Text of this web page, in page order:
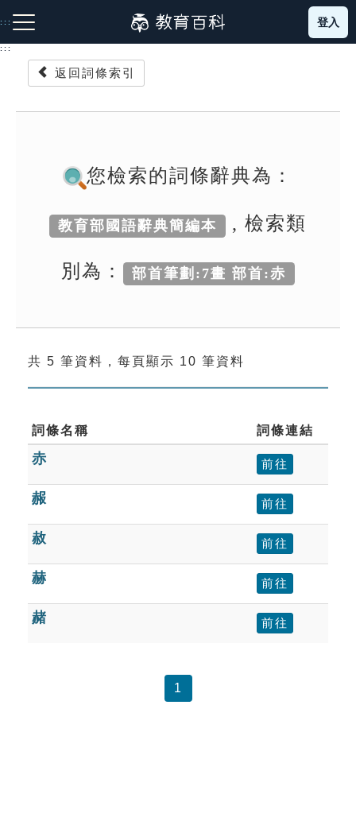
到
主
:::
生字詞彙表
成語故事
索引選單
單字索引
生命大百科索引
遊戲專區
教學應用
貓頭鷹博士
登入
:::
返回詞條索引
您檢索的詞條辭典為：
教育部國語辭典簡編本 , 檢索類
別為： 部首筆劃:7畫 部首:赤
共 5 筆資料，每頁顯示 10 筆資料
詞條名稱 詞條連結
赤 前往
赧 前往
赦 前往
赫 前往
赭 前往
1